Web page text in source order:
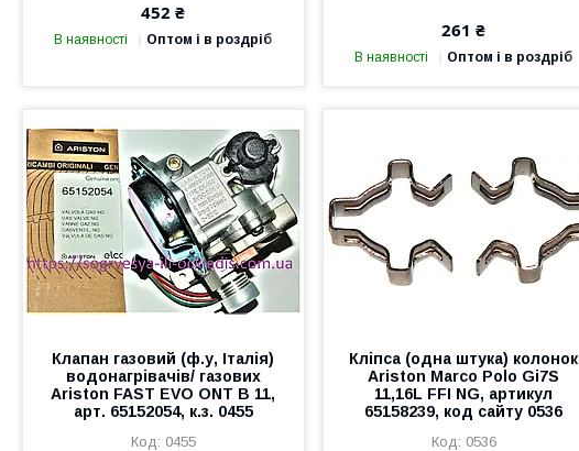
452 ₴
В наявності Оптом і в роздріб 261 ₴
В наявності Оптом і в роздріб
Клапан газовий (ф.у, Італія)
водонагрівачів/ газових
Ariston FAST EVO ONT B 11,
арт. 65152054, к.з. 0455
0455
Кліпса (одна штука) колонок
Ariston Marco Polo Gi7S
11,16L FFI NG, артикул
65158239, код сайту 0536
0536